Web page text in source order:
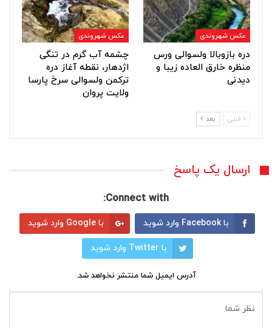
عکس شهروندی
دره بازوبالا ولسوالی ورس
منظره خارق العاده زیبا و
دیدنی
عکس شهروندی
چشمه آب گرم در تنگی
اژدهار، نقطه آغاز دره
ترکمن ولسوالی سرخ پارسا
ولایت پروان
قبلی بعد
ارسال یک پاسخ
Connect with:
با Facebook وارد شوید با Google وارد شوید
با Twitter وارد شوید
آدرس ایمیل شما منتشر نخواهد شد.